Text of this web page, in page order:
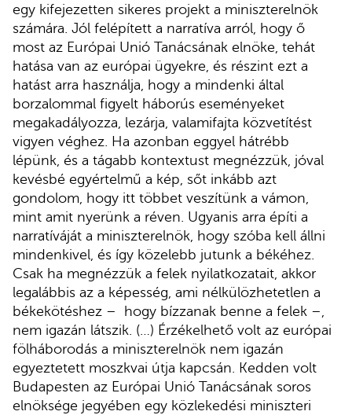
egy kifejezetten sikeres projekt a miniszterelnök
számára. Jól felépített a narratíva arról, hogy ő
most az Európai Unió Tanácsának elnöke, tehát
hatása van az európai ügyekre, és részint ezt a
hatást arra használja, hogy a mindenki által
borzalommal figyelt háborús eseményeket
megakadályozza, lezárja, valamifajta közvetítést
vigyen véghez. Ha azonban eggyel hátrébb
lépünk, és a tágabb kontextust megnézzük, jóval
kevésbé egyértelmű a kép, sőt inkább azt
gondolom, hogy itt többet veszítünk a vámon,
mint amit nyerünk a réven. Ugyanis arra építi a
narratíváját a miniszterelnök, hogy szóba kell állni
mindenkivel, és így közelebb jutunk a békéhez.
Csak ha megnézzük a felek nyilatkozatait, akkor
legalábbis az a képesség, ami nélkülözhetetlen a
békekötéshez – hogy bízzanak benne a felek –,
nem igazán látszik. (…) Érzékelhető volt az európai
fölháborodás a miniszterelnök nem igazán
egyeztetett moszkvai útja kapcsán. Kedden volt
Budapesten az Európai Unió Tanácsának soros
elnöksége jegyében egy közlekedési miniszteri